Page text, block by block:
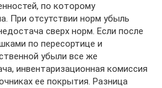
по которому
При отсутствии норм убыль
сверх норм. Если после
по пересортице и
убыли все же
инвентаризационная комиссия
ее покрытия. Разница